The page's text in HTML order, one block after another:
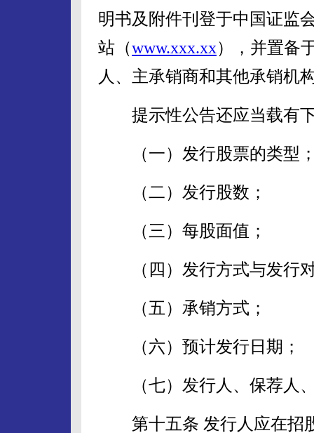
明书及附件刊登于中国证监
站（www.xxx.xx），并置备
人、主承销商和其他承销机
提示性公告还应当载有
（一）发行股票的类型
（二）发行股数；
（三）每股面值；
（四）发行方式与发行
（五）承销方式；
（六）预计发行日期；
（七）发行人、保荐人、
第十五条 发行人应在招